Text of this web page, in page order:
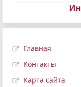
Главная
Контакты
Карта сайта